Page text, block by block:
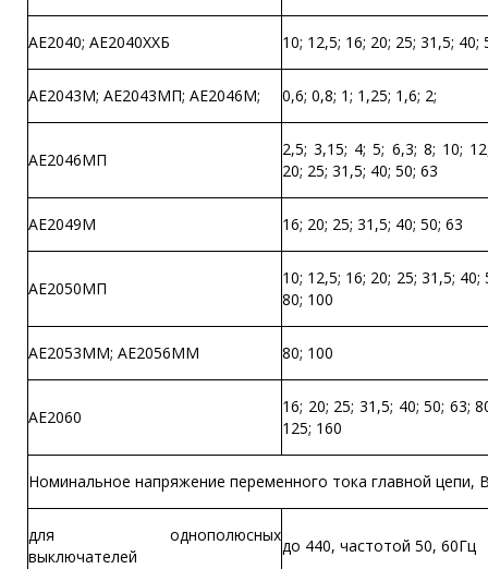
АЕ2040; АЕ2040ХХБ 10; 12,5; 16; 20; 25; 31,5; 40;
АЕ2043М; АЕ2043МП; АЕ2046М; 0,6; 0,8; 1; 1,25; 1,6; 2;
АЕ2046МП
2,5; 3,15; 4; 5; 6,3; 8; 10;
20; 25; 31,5; 40; 50; 63
АЕ2049М 16; 20; 25; 31,5; 40; 50; 63
АЕ2050МП
10; 12,5; 16; 20; 25; 31,5; 40;
80; 100
АЕ2053ММ; АЕ2056ММ 80; 100
АЕ2060
16; 20; 25; 31,5; 40; 50; 63;
125; 160
Номинальное напряжение переменного тока главной цепи,
для однополюсных
выключателей
до 440, частотой 50, 60Гц